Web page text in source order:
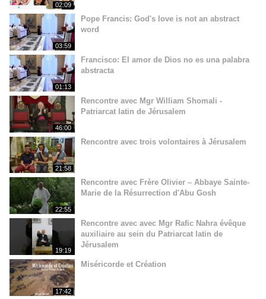
02:09
03:59
Pope Francis: God's love is not an abstract
word
01:13
Francisco: El amor de Dios no es una palabra
abstracta
46:00
Rencontre avec Mgr William Shomali -
Patriarcat latin de Jérusalem
21:58
Rencontre avec trois volontaires à Jérusalem
22:55
Rencontre avec Frère Olivier – Abbaye Sainte-
Marie de la Résurrection d'Abu Gosh
19:19
Rencontre avec avec Mgr Rafic Nahra évêque
auxiliaire au sein du Patriarcat latin de
Jérusalem
17:42
Miséricorde et Création